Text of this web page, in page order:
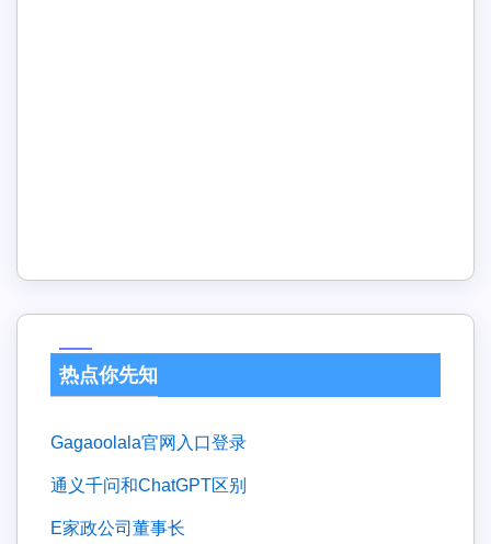
热点你先知
gagaoolala官网入口登录
通义千问和ChatGPT区别
e家政公司董事长